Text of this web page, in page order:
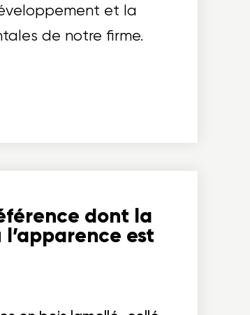
et la
de notre firme.
dont la
est